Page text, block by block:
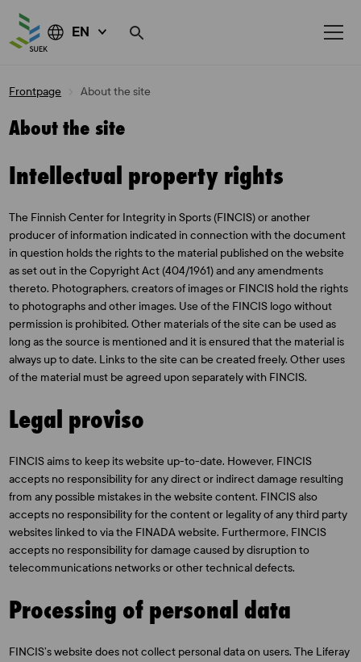
EN
Frontpage About the site
About the site
Intellectual property rights
The Finnish Center for Integrity in Sports (FINCIS) or another
producer of information indicated in connection with the document
in question holds the rights to the material published on the website
as set out in the Copyright Act (404/1961) and any amendments
thereto. Photographers, creators of images or FINCIS hold the rights
to photographs and other images. Use of the FINCIS logo without
permission is prohibited. Other materials of the site can be used as
long as the source is mentioned and it is ensured that the material is
always up to date. Links to the site can be created freely. Other uses
of the material must be agreed upon separately with FINCIS.
Legal proviso
FINCIS aims to keep its website up-to-date. However, FINCIS
accepts no responsibility for any direct or indirect damage resulting
from any possible mistakes in the website content. FINCIS also
accepts no responsibility for the content or legality of any third party
websites linked to via the FINADA website. Furthermore, FINCIS
accepts no responsibility for damage caused by disruption to
telecommunications networks or other technical defects.
Processing of personal data
FINCIS’s website does not collect personal data on users. The Liferay